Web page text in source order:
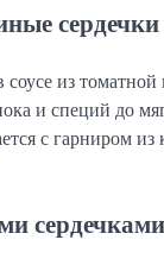
сердечки
из томатной
и специй до
с гарниром из
сердечками